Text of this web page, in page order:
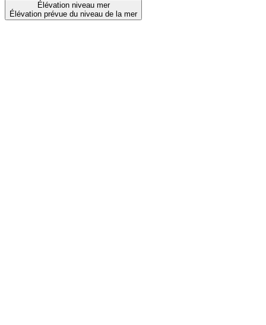
Élévation niveau mer
Élévation prévue du niveau de la mer